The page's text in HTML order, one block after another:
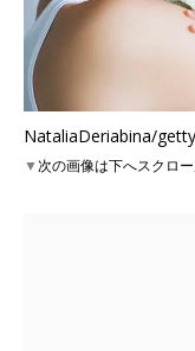
NataliaDeriabina/
▼次の画像は下へスクロ